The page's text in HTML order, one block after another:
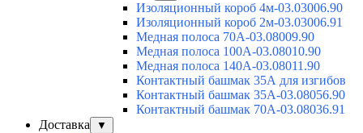
Изоляционный короб 4м-03.03006.90
Изоляционный короб 2м-03.03006.91
Медная полоса 70А-03.08009.90
Медная полоса 100А-03.08010.90
Медная полоса 140А-03.08011.90
Контактный башмак 35А для изгибов
Контактный башмак 35А-03.08056.90
Контактный башмак 70А-03.08036.91
Доставка
▼